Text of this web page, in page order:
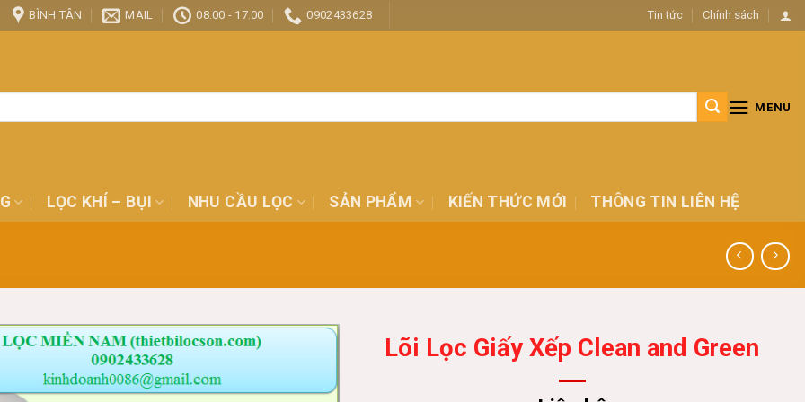
BÌNH TÂN MAIL 08:00 - 17:00 0902433628 Tin tức Chính sách
MENU
LỌC KHÍ – BỤI NHU CẦU LỌC SẢN PHẨM KIẾN THỨC MỚI THÔNG TIN LIÊN HỆ
Lõi Lọc Giấy Xếp Clean and Green